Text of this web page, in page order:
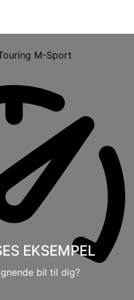
EKSEMPEL
bil til dig?
M-Sport